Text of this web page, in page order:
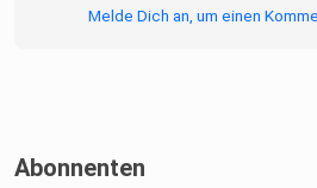
Berke, J.D. (2018). What does
and
Melde Dich an, um einen
Abonnenten